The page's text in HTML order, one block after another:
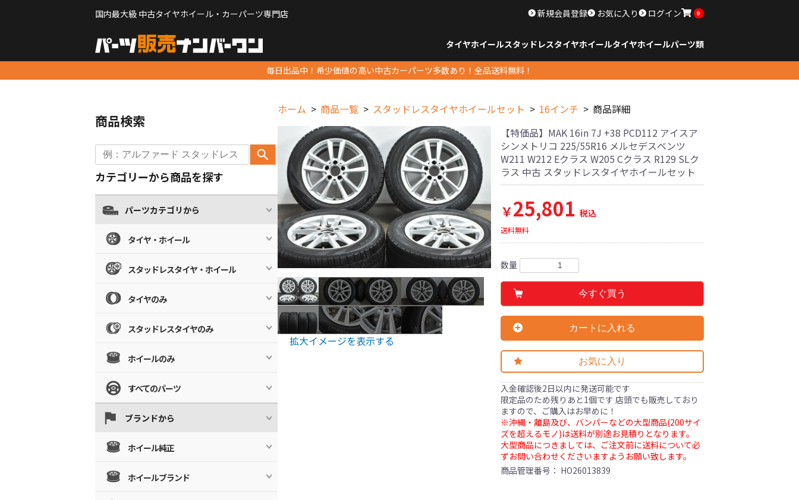
国内最大級 中古タイヤホイール・カーパーツ専門店 新規会員登録 お気に入り ログイン 0
タイヤホイールスタッドレスタイヤホイールタイヤホイールパーツ類
毎日出品中！希少価値の高い中古カーパーツ多数あり！全品送料無料！
ホーム 商品一覧 スタッドレスタイヤホイールセット 16インチ 商品詳細
拡大イメージを表示する
【特価品】MAK 16in 7J +38 PCD112 アイスア
シンメトリコ 225/55R16 メルセデスベンツ
W211 W212 Eクラス W205 Cクラス R129 SLク
ラス 中古 スタッドレスタイヤホイールセット
￥25,801 税込
送料無料
数量
今すぐ買う
カートに入れる
お気に入り
入金確認後2日以内に発送可能です
限定品のため残りあと1個です 店頭でも販売しており
ますので、ご購入はお早めに！
※沖縄・離島及び、バンパーなどの大型商品(200サイ
ズを超えるモノ)は送料が別途お見積りとなります。
大型商品につきましては、ご注文前に送料について必
ずお問い合わせくださいますようお願い致します。
商品管理番号： HO26013839
商品検索
カテゴリーから商品を探す
パーツカテゴリから
タイヤ・ホイール
スタッドレスタイヤ・ホイール
タイヤのみ
スタッドレスタイヤのみ
ホイールのみ
すべてのパーツ
ブランドから
ホイール純正
ホイールブランド